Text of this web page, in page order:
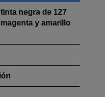
negra de 127
y amarillo